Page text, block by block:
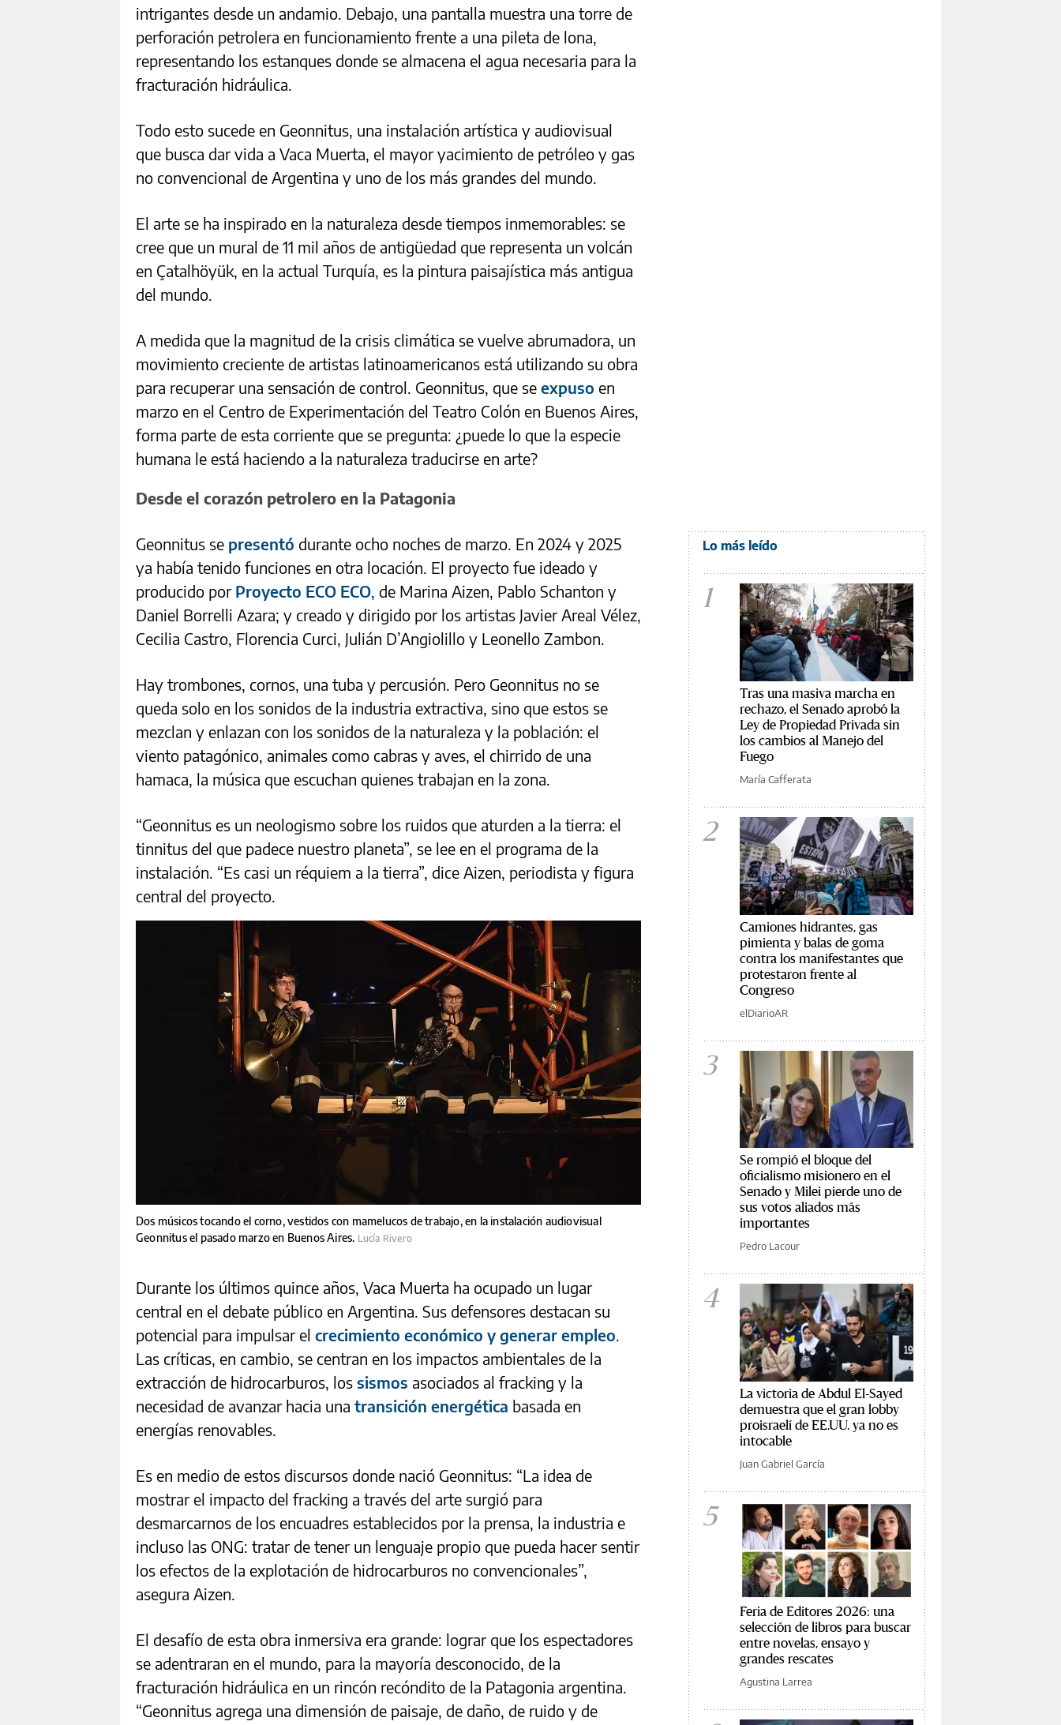
intrigantes desde un andamio. Debajo, una pantalla muestra una torre de
perforación petrolera en funcionamiento frente a una pileta de lona,
representando los estanques donde se almacena el agua necesaria para la
fracturación hidráulica.
Todo esto sucede en Geonnitus, una instalación artística y audiovisual
que busca dar vida a Vaca Muerta, el mayor yacimiento de petróleo y gas
no convencional de Argentina y uno de los más grandes del mundo.
El arte se ha inspirado en la naturaleza desde tiempos inmemorables: se
cree que un mural de 11 mil años de antigüedad que representa un volcán
en Çatalhöyük, en la actual Turquía, es la pintura paisajística más antigua
del mundo.
A medida que la magnitud de la crisis climática se vuelve abrumadora, un
movimiento creciente de artistas latinoamericanos está utilizando su obra
para recuperar una sensación de control. Geonnitus, que se expuso en
marzo en el Centro de Experimentación del Teatro Colón en Buenos Aires,
forma parte de esta corriente que se pregunta: ¿puede lo que la especie
humana le está haciendo a la naturaleza traducirse en arte?
Desde el corazón petrolero en la Patagonia
Geonnitus se presentó durante ocho noches de marzo. En 2024 y 2025
ya había tenido funciones en otra locación. El proyecto fue ideado y
producido por Proyecto ECO ECO, de Marina Aizen, Pablo Schanton y
Daniel Borrelli Azara; y creado y dirigido por los artistas Javier Areal Vélez,
Cecilia Castro, Florencia Curci, Julián D’Angiolillo y Leonello Zambon.
Hay trombones, cornos, una tuba y percusión. Pero Geonnitus no se
queda solo en los sonidos de la industria extractiva, sino que estos se
mezclan y enlazan con los sonidos de la naturaleza y la población: el
viento patagónico, animales como cabras y aves, el chirrido de una
hamaca, la música que escuchan quienes trabajan en la zona.
“Geonnitus es un neologismo sobre los ruidos que aturden a la tierra: el
tinnitus del que padece nuestro planeta”, se lee en el programa de la
instalación. “Es casi un réquiem a la tierra”, dice Aizen, periodista y figura
central del proyecto.
Dos músicos tocando el corno, vestidos con mamelucos de trabajo, en la instalación audiovisual
Geonnitus el pasado marzo en Buenos Aires. Lucía Rivero
Durante los últimos quince años, Vaca Muerta ha ocupado un lugar
central en el debate público en Argentina. Sus defensores destacan su
potencial para impulsar el crecimiento económico y generar empleo.
Las críticas, en cambio, se centran en los impactos ambientales de la
extracción de hidrocarburos, los sismos asociados al fracking y la
necesidad de avanzar hacia una transición energética basada en
energías renovables.
Es en medio de estos discursos donde nació Geonnitus: “La idea de
mostrar el impacto del fracking a través del arte surgió para
desmarcarnos de los encuadres establecidos por la prensa, la industria e
incluso las ONG: tratar de tener un lenguaje propio que pueda hacer sentir
los efectos de la explotación de hidrocarburos no convencionales”,
asegura Aizen.
El desafío de esta obra inmersiva era grande: lograr que los espectadores
se adentraran en el mundo, para la mayoría desconocido, de la
fracturación hidráulica en un rincón recóndito de la Patagonia argentina.
“Geonnitus agrega una dimensión de paisaje, de daño, de ruido y de
Lo más leído
1
Tras una masiva marcha en
rechazo, el Senado aprobó la
Ley de Propiedad Privada sin
los cambios al Manejo del
Fuego
María Cafferata
2
Camiones hidrantes, gas
pimienta y balas de goma
contra los manifestantes que
protestaron frente al
Congreso
elDiarioAR
3
Se rompió el bloque del
oficialismo misionero en el
Senado y Milei pierde uno de
sus votos aliados más
importantes
Pedro Lacour
4
La victoria de Abdul El-Sayed
demuestra que el gran lobby
proisraelí de EE.UU. ya no es
intocable
Juan Gabriel García
5
Feria de Editores 2026: una
selección de libros para buscar
entre novelas, ensayo y
grandes rescates
Agustina Larrea